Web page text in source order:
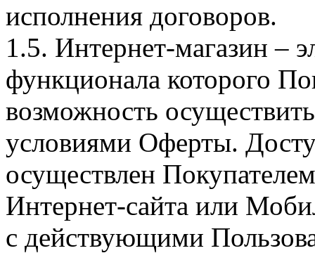
исполнения договоров.
1.5. Интернет-магазин –
функционала которого
возможность
условиями Оферты.
осуществлен
Интернет-сайта или
с действующими